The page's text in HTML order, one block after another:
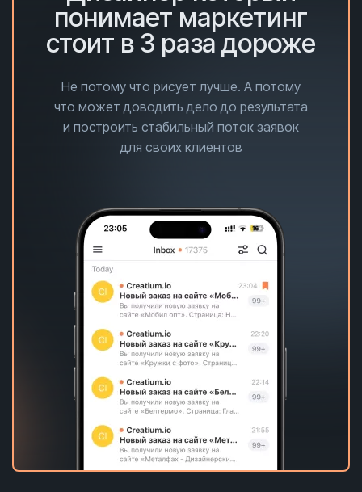
понимает маркетинг
стоит в 3 раза дороже
Не потому что рисует лучше. А потому
что может доводить дело до результата
и построить стабильный поток заявок
для своих клиентов